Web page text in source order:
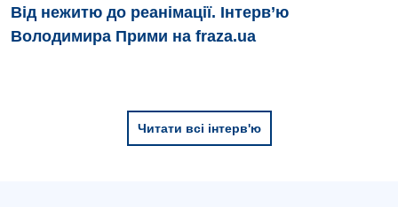
Для дітей
Дитяча алергологія
Дитяча гінекологія
Від нежитю до реанімації. Інтерв’ю
Володимира Прими на fraza.ua
Читати всі інтерв'ю